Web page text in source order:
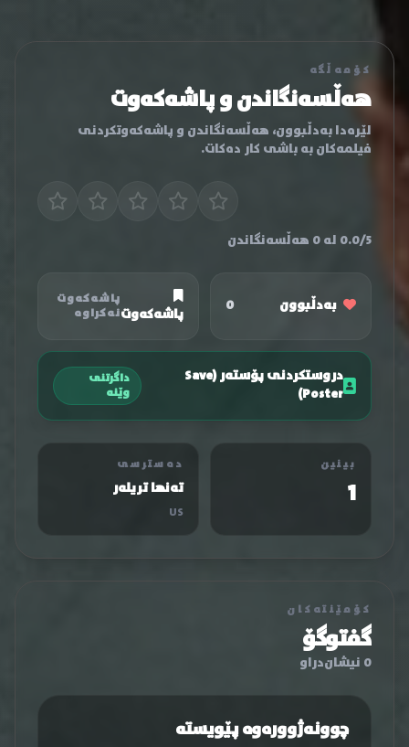
کۆمەڵگە
هەڵسەنگاندن و پاشەکەوت
لێرەدا بەدڵبوون، هەڵسەنگاندن و پاشەکەوتکردنی
فیلمەکان بە باشی کار دەکات.
0.0/5 لە 0 هەڵسەنگاندن
بەدڵبوون 0 پاشەکەوت
پاشەکەوت
نەکراوە
دروستکردنی پۆستەر (Save
Poster)
داگرتنی
وێنە
بینین
1
دەسترسی
تەنها تریلەر
US
کۆمێنتەکان
گفتوگۆ
0 نیشان‌دراو
چوونەژوورەوە پێویستە